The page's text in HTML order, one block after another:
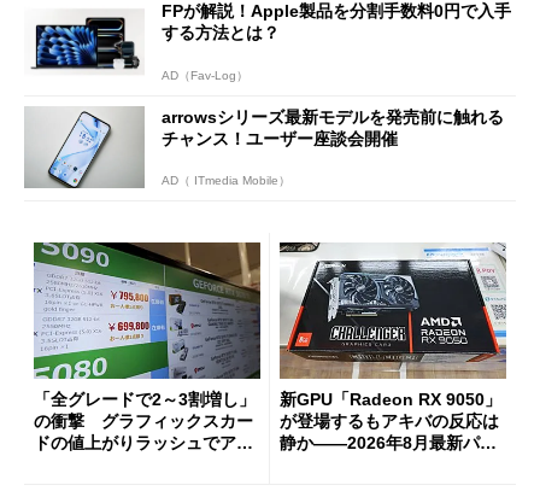
FPが解説！Apple製品を分割手数料0円で入手
する方法とは？
AD（Fav-Log）
arrowsシリーズ最新モデルを発売前に触れる
チャンス！ユーザー座談会開催
AD（ ITmedia Mobile）
「全グレードで2～3割増し」
の衝撃 グラフィックスカー
ドの値上がりラッシュでアキ
新GPU「Radeon RX 9050」
が登場するもアキバの反応は
静か――2026年8月最新パー